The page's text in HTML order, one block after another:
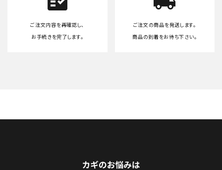
ご注文内容を再確認し、
お手続きを完了します。
ご注文の商品を発送します。
商品の到着をお待ち下さい。